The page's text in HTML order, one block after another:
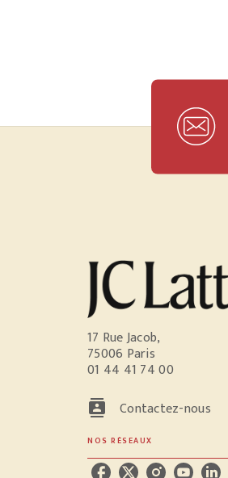
17 Rue Jacob,
75006 Paris
01 44 41 74 00
contacts Contactez-nous
NOS RÉSEAUX